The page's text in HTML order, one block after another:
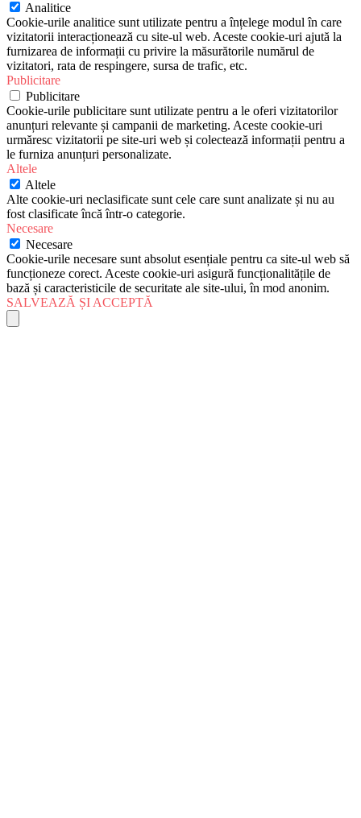
Analitice
Cookie-urile analitice sunt utilizate pentru a înțelege modul în care
vizitatorii interacționează cu site-ul web. Aceste cookie-uri ajută la
furnizarea de informații cu privire la măsurătorile numărul de
vizitatori, rata de respingere, sursa de trafic, etc.
Publicitare
Publicitare
Cookie-urile publicitare sunt utilizate pentru a le oferi vizitatorilor
anunțuri relevante și campanii de marketing. Aceste cookie-uri
urmăresc vizitatorii pe site-uri web și colectează informații pentru a
le furniza anunțuri personalizate.
Altele
Altele
Alte cookie-uri neclasificate sunt cele care sunt analizate și nu au
fost clasificate încă într-o categorie.
Necesare
Necesare
Cookie-urile necesare sunt absolut esențiale pentru ca site-ul web să
funcționeze corect. Aceste cookie-uri asigură funcționalitățile de
bază și caracteristicile de securitate ale site-ului, în mod anonim.
SALVEAZĂ ȘI ACCEPTĂ